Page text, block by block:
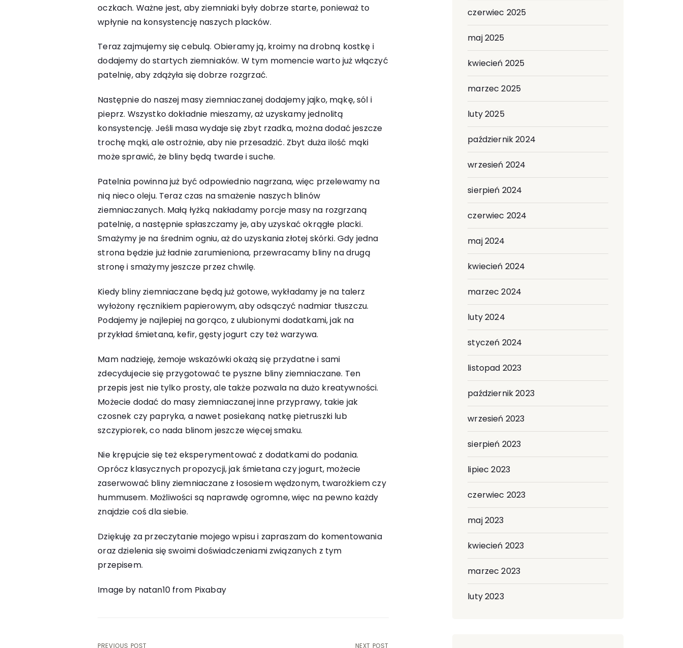
oczkach. Ważne jest, aby ziemniaki były dobrze starte, ponieważ to
wpłynie na konsystencję naszych placków.
Teraz zajmujemy się cebulą. Obieramy ją, kroimy na drobną kostkę i
dodajemy do startych ziemniaków. W tym momencie warto już włączyć
patelnię, aby zdążyła się dobrze rozgrzać.
Następnie do naszej masy ziemniaczanej dodajemy jajko, mąkę, sól i
pieprz. Wszystko dokładnie mieszamy, aż uzyskamy jednolitą
konsystencję. Jeśli masa wydaje się zbyt rzadka, można dodać jeszcze
trochę mąki, ale ostrożnie, aby nie przesadzić. Zbyt duża ilość mąki
może sprawić, że bliny będą twarde i suche.
Patelnia powinna już być odpowiednio nagrzana, więc przelewamy na
nią nieco oleju. Teraz czas na smażenie naszych blinów
ziemniaczanych. Małą łyżką nakładamy porcje masy na rozgrzaną
patelnię, a następnie spłaszczamy je, aby uzyskać okrągłe placki.
Smażymy je na średnim ogniu, aż do uzyskania złotej skórki. Gdy jedna
strona będzie już ładnie zarumieniona, przewracamy bliny na drugą
stronę i smażymy jeszcze przez chwilę.
Kiedy bliny ziemniaczane będą już gotowe, wykładamy je na talerz
wyłożony ręcznikiem papierowym, aby odsączyć nadmiar tłuszczu.
Podajemy je najlepiej na gorąco, z ulubionymi dodatkami, jak na
przykład śmietana, kefir, gęsty jogurt czy też warzywa.
Mam nadzieję, żemoje wskazówki okażą się przydatne i sami
zdecydujecie się przygotować te pyszne bliny ziemniaczane. Ten
przepis jest nie tylko prosty, ale także pozwala na dużo kreatywności.
Możecie dodać do masy ziemniaczanej inne przyprawy, takie jak
czosnek czy papryka, a nawet posiekaną natkę pietruszki lub
szczypiorek, co nada blinom jeszcze więcej smaku.
Nie krępujcie się też eksperymentować z dodatkami do podania.
Oprócz klasycznych propozycji, jak śmietana czy jogurt, możecie
zaserwować bliny ziemniaczane z łososiem wędzonym, twarożkiem czy
hummusem. Możliwości są naprawdę ogromne, więc na pewno każdy
znajdzie coś dla siebie.
Dziękuję za przeczytanie mojego wpisu i zapraszam do komentowania
oraz dzielenia się swoimi doświadczeniami związanych z tym
przepisem.
Image by natan10 from Pixabay
PREVIOUS POST NEXT POST
czerwiec 2025
maj 2025
kwiecień 2025
marzec 2025
luty 2025
październik 2024
wrzesień 2024
sierpień 2024
czerwiec 2024
maj 2024
kwiecień 2024
marzec 2024
luty 2024
styczeń 2024
listopad 2023
październik 2023
wrzesień 2023
sierpień 2023
lipiec 2023
czerwiec 2023
maj 2023
kwiecień 2023
marzec 2023
luty 2023